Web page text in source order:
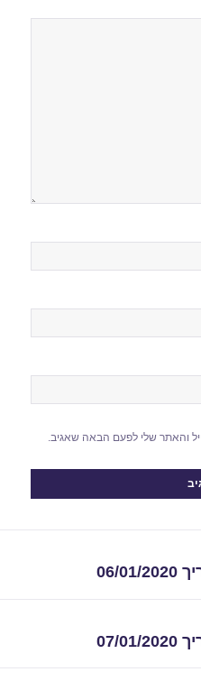
והאתר שלי לפעם הבאה שאגיב.